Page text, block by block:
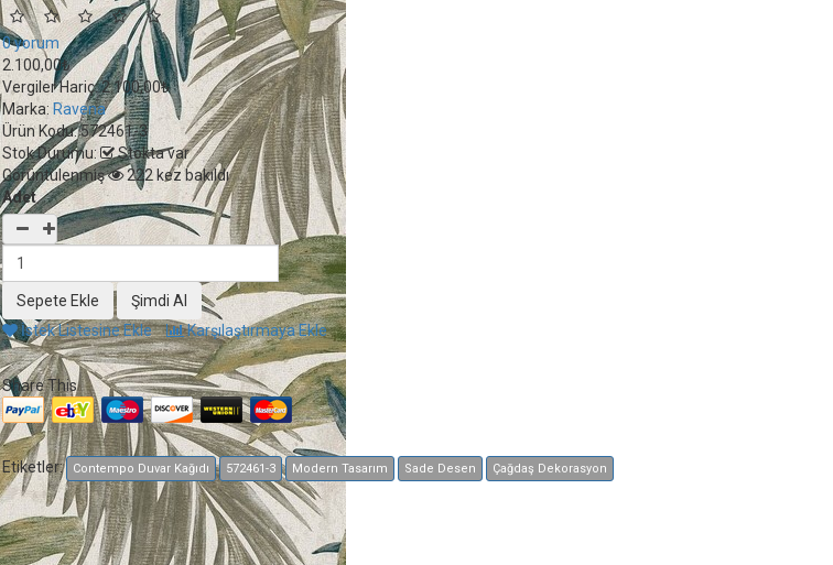
0 yorum
2.100,00₺
Vergiler Hariç:2.100,00₺
Marka: Ravena
Ürün Kodu:572461-3
Stok Durumu:
Stokta var
Görüntülenmiş
222 kez bakıldı
Adet
İstek Listesine Ekle Karşılaştırmaya Ekle
Share This
Etiketler: Contempo Duvar Kağıdı 572461-3 Modern Tasarım Sade Desen Çağdaş Dekorasyon